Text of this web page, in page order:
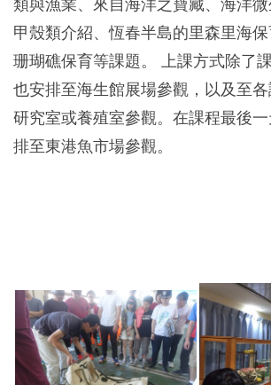
類與漁業、來自海洋之寶藏、海洋微
甲殼類介紹、恆春半島的里森里海
珊瑚礁保育等課題。 上課方式除了
也安排至海生館展場參觀，以及至
研究室或養殖室參觀。在課程最後
排至東港魚市場參觀。